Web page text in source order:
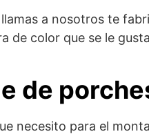
a nosotros te
de color que se le
de
necesito para el